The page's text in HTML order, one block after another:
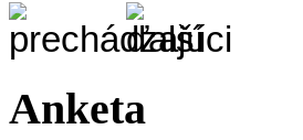
Anketa